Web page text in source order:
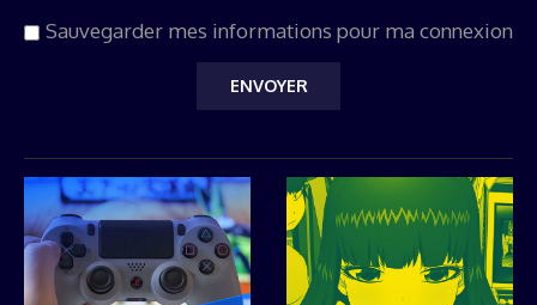
Sauvegarder mes informations pour ma connexion